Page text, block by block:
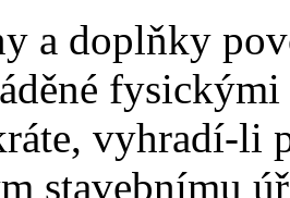
a doplňky
vyhradí-li
stavebnímu